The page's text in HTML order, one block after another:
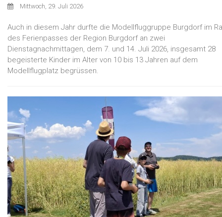
Mittwoch, 29. Juli 2026
Auch in diesem Jahr durfte die Modellfluggruppe Burgdorf im
des Ferienpasses der Region Burgdorf an zwei
Dienstagnachmittagen, dem 7. und 14. Juli 2026, insgesamt 28
begeisterte Kinder im Alter von 10 bis 13 Jahren auf dem
Modellflugplatz begrüssen.